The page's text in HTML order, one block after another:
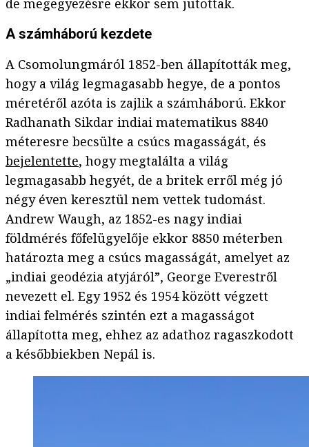
de megegyezésre ekkor sem jutottak.
A számháború kezdete
A Csomolungmáról 1852-ben állapították meg,
hogy a világ legmagasabb hegye, de a pontos
méretéről azóta is zajlik a számháború. Ekkor
Radhanath Sikdar indiai matematikus 8840
méteresre becsülte a csúcs magasságát, és
bejelentette, hogy megtalálta a világ
legmagasabb hegyét, de a britek erről még jó
négy éven keresztül nem vettek tudomást.
Andrew Waugh, az 1852-es nagy indiai
földmérés főfelügyelője ekkor 8850 méterben
határozta meg a csúcs magasságát, amelyet az
„indiai geodézia atyjáról”, George Everestről
nevezett el. Egy 1952 és 1954 között végzett
indiai felmérés szintén ezt a magasságot
állapította meg, ehhez az adathoz ragaszkodott
a későbbiekben Nepál is.